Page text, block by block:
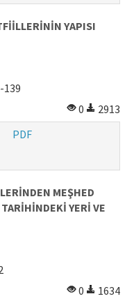
YAPISI
139
0
2913
PDF
MEŞHED
YERİ VE
0
1634